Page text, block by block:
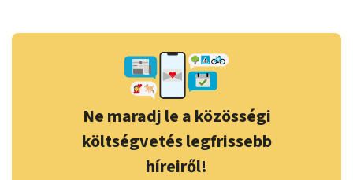
Ne maradj le a közösségi
költségvetés legfrissebb
híreiről!